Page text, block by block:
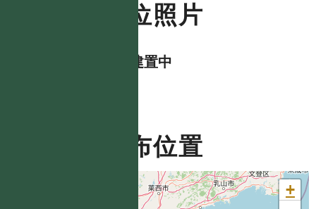
數位照片
資料建置中
分布位置
+